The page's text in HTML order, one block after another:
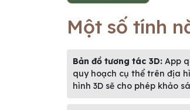
Một số tính
Bản đồ tương tác 3D: App
quy hoạch cụ thể trên địa
hình 3D sẽ cho phép khảo